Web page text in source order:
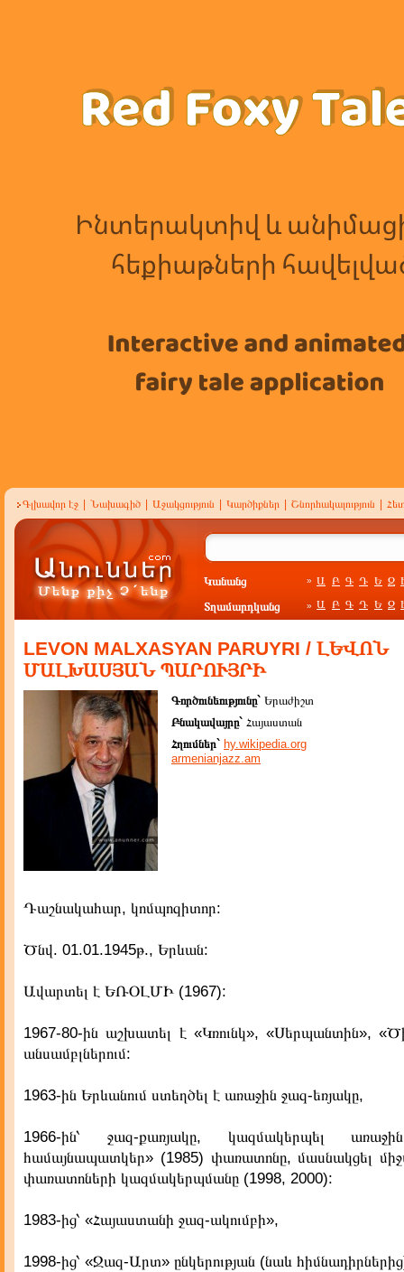
Գլխավոր էջ Նախագիծ Աջակցություն Կարծիքներ Շնորհակալություն
Կանանց » Ա Բ Գ Դ Ե Զ
Տղամարդկանց » Ա Բ Գ Դ Ե Զ
LEVON MALXASYAN PARUYRI / ԼԵՎՈՆ
ՄԱԼԽԱՍՅԱՆ ՊԱՐՈՒՅՐԻ
Գործունեությունը` Երաժիշտ
Բնակավայրը` Հայաստան
Հղումներ` hy.wikipedia.org
armenianjazz.am
Դաշնակահար, կոմպոզիտոր:
Ծնվ. 01.01.1945թ., Երևան:
Ավարտել է ԵՌՕԼՄԻ (1967):
1967-80-ին աշխատել է «Կռունկ», «Սերպանտին»,
անսամբլներում:
1963-ին Երևանում ստեղծել է առաջին ջազ-եռյակը,
1966-ին՝ ջազ-քառյակը, կազմակերպել
համայնապատկեր» (1985) փառատոնը, մասնակցել
փառատոների կազմակերպմանը (1998, 2000):
1983-ից՝ «Հայաստանի ջազ-ակումբի»,
1998-ից՝ «Ջազ-Արտ» ընկերության (նաև